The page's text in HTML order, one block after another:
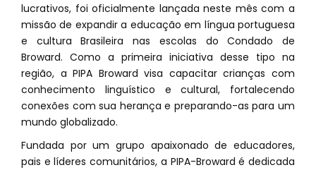
lucrativos, foi oficialmente lançada neste mês com a
missão de expandir a educação em língua portuguesa
e cultura Brasileira nas escolas do Condado de
Broward. Como a primeira iniciativa desse tipo na
região, a PIPA Broward visa capacitar crianças com
conhecimento linguístico e cultural, fortalecendo
conexões com sua herança e preparando-as para um
mundo globalizado.
Fundada por um grupo apaixonado de educadores,
pais e líderes comunitários, a PIPA-Broward é dedicada